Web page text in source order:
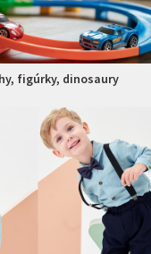
figúrky, dinosaury